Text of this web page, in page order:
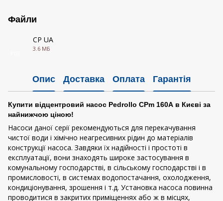
Файли
CP UA
3.6 МБ
Опис Доставка Оплата Гарантія
Купити відцентровий насос Pedrollo CPm 160A в Києві за
найнижчою ціною!
Насоси даної серії рекомендуються для перекачування
чистої води і хімічно неагресивних рідин до матеріалів
конструкції насоса. Завдяки їх надійності і простоті в
експлуатації, вони знаходять широке застосування в
комунальному господарстві, в сільському господарстві і в
промисловості, в системах водопостачання, охолодження,
кондиціонування, зрошення і т.д. Установка насоса повинна
проводитися в закритих приміщеннях або ж в місцях,